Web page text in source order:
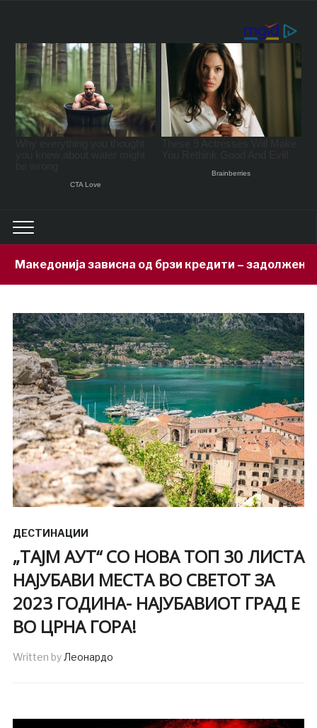
од брзи кредити – задолжени 333 милиони евра
ДЕСТИНАЦИИ
„ТАЈМ АУТ“ СО НОВА ТОП 30 ЛИСТА
НАЈУБАВИ МЕСТА ВО СВЕТОТ ЗА
2023 ГОДИНА- НАЈУБАВИОТ ГРАД Е
ВО ЦРНА ГОРА!
Written byЛеонардо